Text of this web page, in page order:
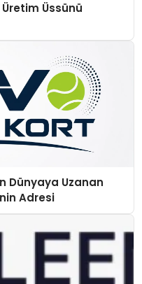
Üretim Üssünü
Dünyaya Uzanan
Adresi